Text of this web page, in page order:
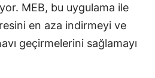
Niğde
Ordu
MEB, bu uygulama ile
en aza indirmeyi ve
geçirmelerini sağlamayı